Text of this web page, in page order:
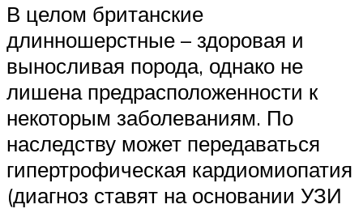
В целом британские
длинношерстные – здоровая и
выносливая порода, однако не
лишена предрасположенности к
некоторым заболеваниям. По
наследству может передаваться
гипертрофическая кардиомиопатия
(диагноз ставят на основании УЗИ